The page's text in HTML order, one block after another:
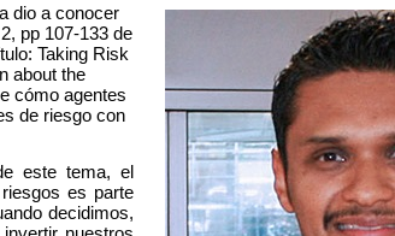
dio a conocer
pp 107-133 de
Taking Risk
about the
cómo agentes
de riesgo con
este tema, el
es parte
decidimos,